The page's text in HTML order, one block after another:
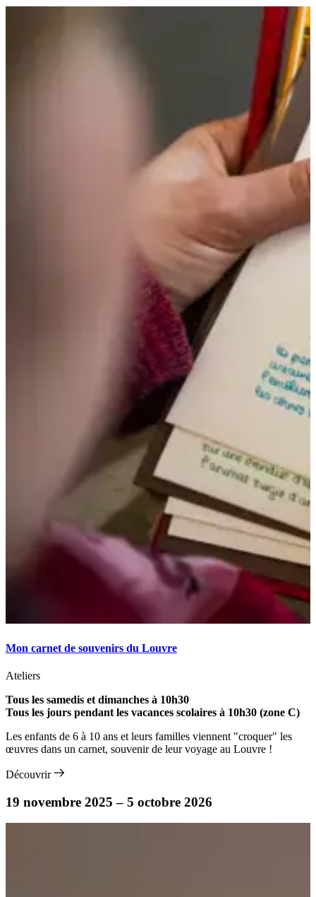
Mon carnet de souvenirs du Louvre
Ateliers
Tous les samedis et dimanches à 10h30
Tous les jours pendant les vacances scolaires à 10h30 (zone C)
Les enfants de 6 à 10 ans et leurs familles viennent "croquer" les
œuvres dans un carnet, souvenir de leur voyage au Louvre !
Découvrir
19 novembre 2025 – 5 octobre 2026